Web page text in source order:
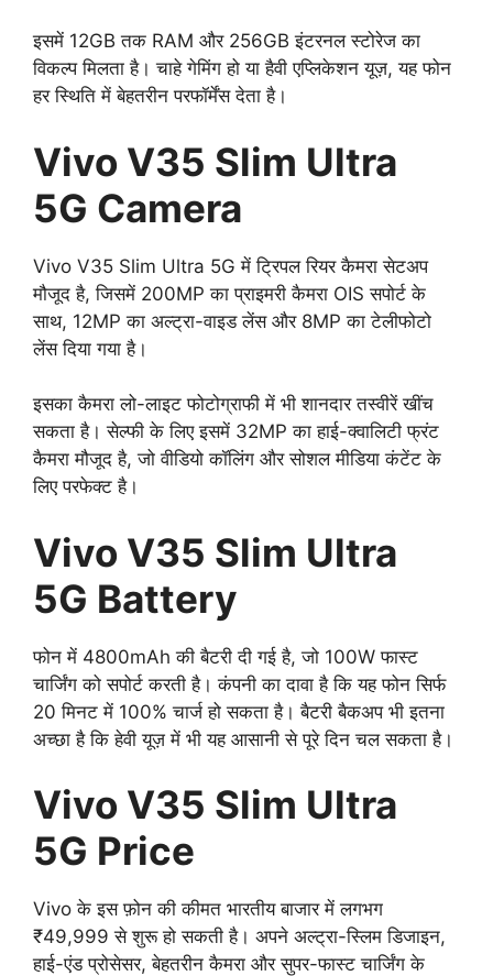
इसमें 12GB तक RAM और 256GB इंटरनल स्टोरेज का
विकल्प मिलता है। चाहे गेमिंग हो या हैवी एप्लिकेशन यूज़, यह फोन
हर स्थिति में बेहतरीन परफॉर्मेंस देता है।
Vivo V35 Slim Ultra
5G Camera
Vivo V35 Slim Ultra 5G में ट्रिपल रियर कैमरा सेटअप
मौजूद है, जिसमें 200MP का प्राइमरी कैमरा OIS सपोर्ट के
साथ, 12MP का अल्ट्रा-वाइड लेंस और 8MP का टेलीफोटो
लेंस दिया गया है।
इसका कैमरा लो-लाइट फोटोग्राफी में भी शानदार तस्वीरें खींच
सकता है। सेल्फी के लिए इसमें 32MP का हाई-क्वालिटी फ्रंट
कैमरा मौजूद है, जो वीडियो कॉलिंग और सोशल मीडिया कंटेंट के
लिए परफेक्ट है।
Vivo V35 Slim Ultra
5G Battery
फोन में 4800mAh की बैटरी दी गई है, जो 100W फास्ट
चार्जिंग को सपोर्ट करती है। कंपनी का दावा है कि यह फोन सिर्फ
20 मिनट में 100% चार्ज हो सकता है। बैटरी बैकअप भी इतना
अच्छा है कि हेवी यूज़ में भी यह आसानी से पूरे दिन चल सकता है।
Vivo V35 Slim Ultra
5G Price
Vivo के इस फ़ोन की कीमत भारतीय बाजार में लगभग
₹49,999 से शुरू हो सकती है। अपने अल्ट्रा-स्लिम डिजाइन,
हाई-एंड प्रोसेसर, बेहतरीन कैमरा और सुपर-फास्ट चार्जिंग के